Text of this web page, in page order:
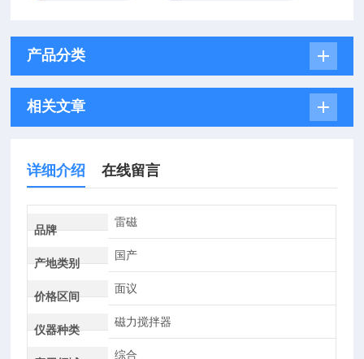
产品分类
相关文章
详细介绍 在线留言
品牌
雷磁
产地类别
国产
价格区间
面议
仪器种类
磁力搅拌器
综合